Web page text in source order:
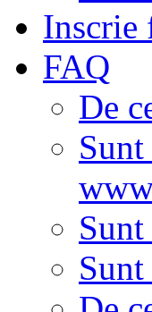
Inscrie
FAQ
De